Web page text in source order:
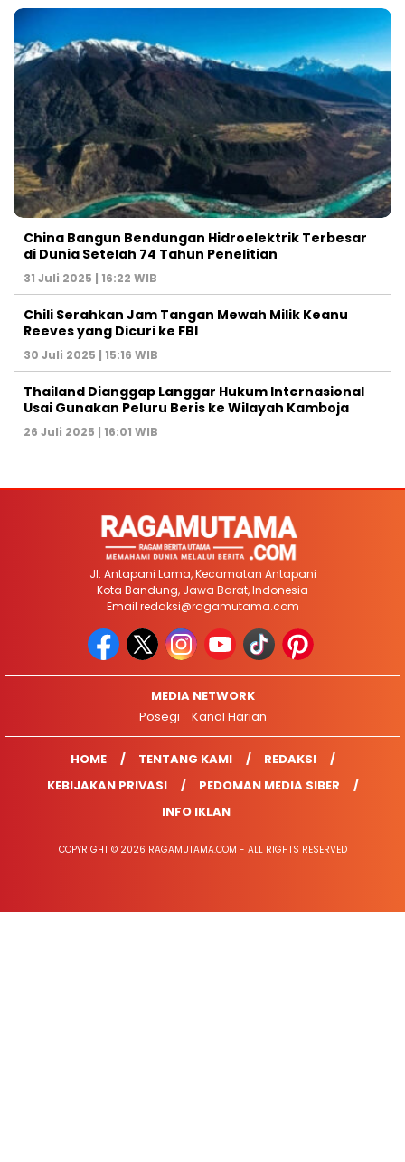
China Bangun Bendungan Hidroelektrik Terbesar
di Dunia Setelah 74 Tahun Penelitian
31 Juli 2025 | 16:22 WIB
Chili Serahkan Jam Tangan Mewah Milik Keanu
Reeves yang Dicuri ke FBI
30 Juli 2025 | 15:16 WIB
Thailand Dianggap Langgar Hukum Internasional
Usai Gunakan Peluru Beris ke Wilayah Kamboja
26 Juli 2025 | 16:01 WIB
Jl. Antapani Lama, Kecamatan Antapani
Kota Bandung, Jawa Barat, Indonesia
Email redaksi@ragamutama.com
MEDIA NETWORK
Posegi
Kanal Harian
HOME TENTANG KAMI
REDAKSI
KEBIJAKAN PRIVASI
PEDOMAN MEDIA SIBER
INFO IKLAN
COPYRIGHT © 2026 RAGAMUTAMA.COM - ALL RIGHTS RESERVED